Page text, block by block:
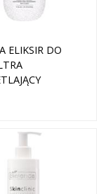
ELIKSIR DO